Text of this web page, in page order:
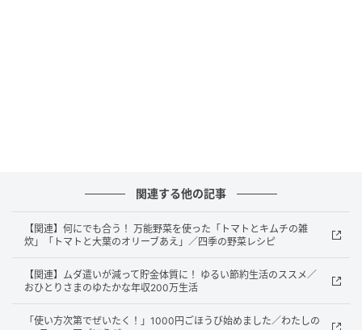
関連する他の記事
【関連】何にでも合う！ 万能野菜を使った「トマトとキムチの雑
炊」「トマトと大葉のオリーブあえ」／四季の野菜レシピ
【関連】ムダ遣いが減って貯金体質に！ ゆるい節約生活のススメ／
おひとりさまのゆたかな年収200万生活
「使い方次第でぜいたく！」1000円ごほうび始めました／わたしの